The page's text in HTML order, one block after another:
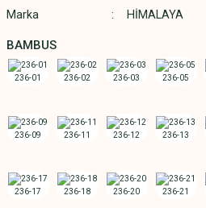
Marka HİMALAYA
BAMBUS